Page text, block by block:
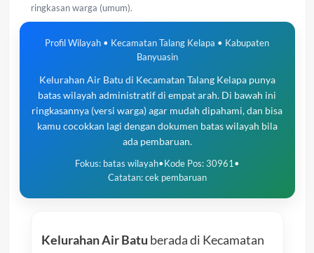
ringkasan warga (umum).
Profil Wilayah • Kecamatan Talang Kelapa • Kabupaten
Banyuasin
Kelurahan Air Batu di Kecamatan Talang Kelapa punya
batas wilayah administratif di empat arah. Di bawah ini
ringkasannya (versi warga) agar mudah dipahami, dan bisa
kamu cocokkan lagi dengan dokumen batas wilayah bila
ada pembaruan.
Fokus: batas wilayah•Kode Pos: 30961 •
Catatan: cek pembaruan
Kelurahan Air Batu berada di Kecamatan